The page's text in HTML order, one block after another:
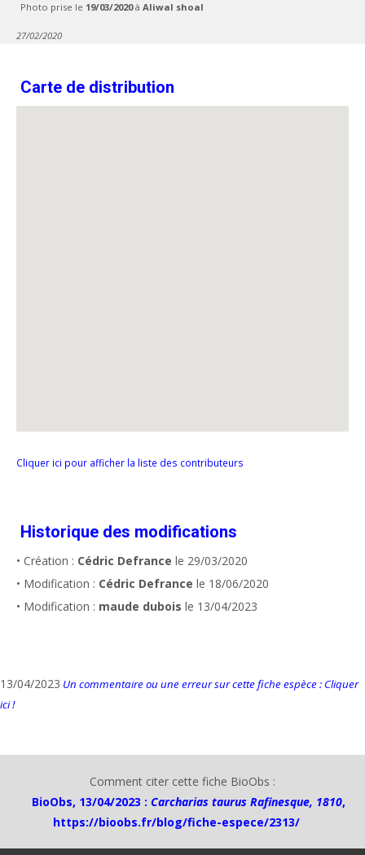
Photo prise le 19/03/2020à Aliwal shoal
27/02/2020
Carte de distribution
Cliquer ici pour afficher la liste des contributeurs
Historique des modifications
• Création : Cédric Defrance le 29/03/2020
• Modification : Cédric Defrance le 18/06/2020
• Modification : maude dubois le 13/04/2023
13/04/2023 Un commentaire ou une erreur sur cette fiche espèce : Cliquer
ici !
Comment citer cette fiche BioObs :
BioObs, 13/04/2023 : Carcharias taurus Rafinesque, 1810,
https://bioobs.fr/blog/fiche-espece/2313/